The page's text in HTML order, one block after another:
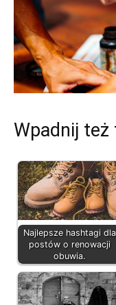
Wpadnij też
Najlepsze hashtagi dla
postów o renowacji
obuwia.